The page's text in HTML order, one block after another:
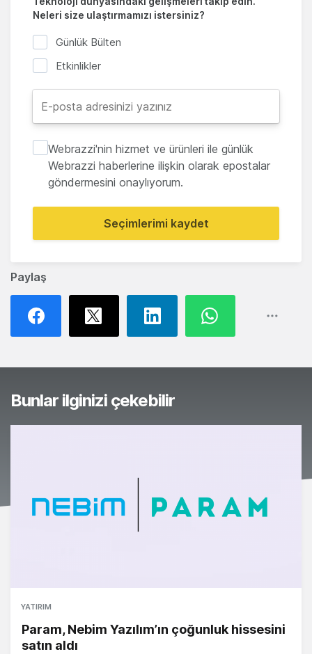
Paylaş
Neleri size ulaştırmamızı istersiniz?
Günlük Bülten
Etkinlikler
Webrazzi'nin hizmet ve ürünleri ile günlük
Webrazzi haberlerine ilişkin olarak epostalar
göndermesini onaylıyorum.
Seçimlerimi kaydet
Bunlar ilginizi çekebilir
YATIRIM
Param, Nebim Yazılım’ın çoğunluk hissesini
satın aldı